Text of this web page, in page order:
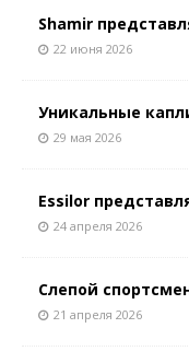
Shamir
22 июня 2026
Уникальные
29 мая 2026
Essilor
24 апреля 2026
Слепой
21 апреля 2026